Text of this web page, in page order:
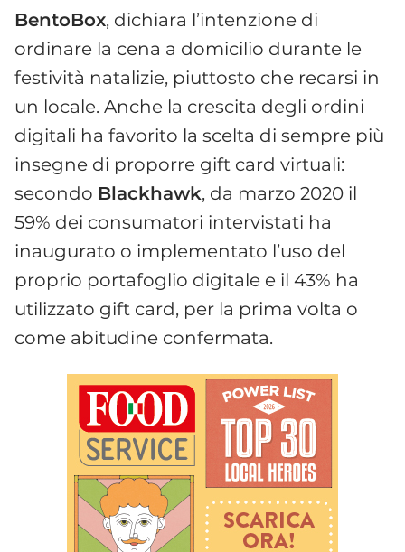
BentoBox, dichiara l’intenzione di
ordinare la cena a domicilio durante le
festività natalizie, piuttosto che recarsi in
un locale. Anche la crescita degli ordini
digitali ha favorito la scelta di sempre più
insegne di proporre gift card virtuali:
secondo Blackhawk, da marzo 2020 il
59% dei consumatori intervistati ha
inaugurato o implementato l’uso del
proprio portafoglio digitale e il 43% ha
utilizzato gift card, per la prima volta o
come abitudine confermata.